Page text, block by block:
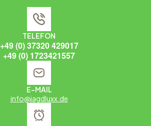
TELEFON
+49 (0) 37320 429017
+49 (0) 1723421557
E-MAIL
info@jagdluxx.de